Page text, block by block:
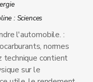
: Sciences
l'automobile. :
normes
technique contient
sur le